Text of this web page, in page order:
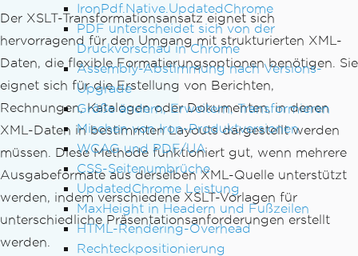
IronPdf.Native.UpdatedChrome
PDF unterscheidet sich von der
Druckvorschau in Chrome
Assembly-Abstimmung nach Versions-
Upgrade
Größe ändern, Erweitern, Transformieren
Mischen von Iron-Produktversionen
WCAG und PDF/UA
CSS-Seitenumbrüche
UpdatedChrome Leistung
MaxHeight in Headern und Fußzeilen
HTML-Rendering-Overhead
Rechteckpositionierung
Der XSLT-Transformationsansatz eignet sich
hervorragend für den Umgang mit strukturierten XML-
Daten, die flexible Formatierungsoptionen benötigen. Sie
eignet sich für die Erstellung von Berichten,
Rechnungen, Katalogen oder Dokumenten, in denen
XML-Daten in bestimmten Layouts dargestellt werden
müssen. Diese Methode funktioniert gut, wenn mehrere
Ausgabeformate aus derselben XML-Quelle unterstützt
werden, indem verschiedene XSLT-Vorlagen für
unterschiedliche Präsentationsanforderungen erstellt
werden.